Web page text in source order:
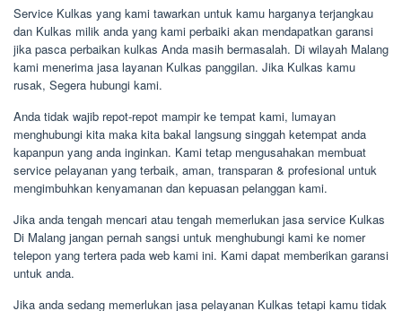
Service Kulkas yang kami tawarkan untuk kamu harganya terjangkau
dan Kulkas milik anda yang kami perbaiki akan mendapatkan garansi
jika pasca perbaikan kulkas Anda masih bermasalah. Di wilayah Malang
kami menerima jasa layanan Kulkas panggilan. Jika Kulkas kamu
rusak, Segera hubungi kami.
Anda tidak wajib repot-repot mampir ke tempat kami, lumayan
menghubungi kita maka kita bakal langsung singgah ketempat anda
kapanpun yang anda inginkan. Kami tetap mengusahakan membuat
service pelayanan yang terbaik, aman, transparan & profesional untuk
mengimbuhkan kenyamanan dan kepuasan pelanggan kami.
Jika anda tengah mencari atau tengah memerlukan jasa service Kulkas
Di Malang jangan pernah sangsi untuk menghubungi kami ke nomer
telepon yang tertera pada web kami ini. Kami dapat memberikan garansi
untuk anda.
Jika anda sedang memerlukan jasa pelayanan Kulkas tetapi kamu tidak